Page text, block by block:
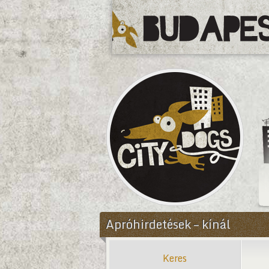
CityDogs
Apróhirdetések – kínál
Keres